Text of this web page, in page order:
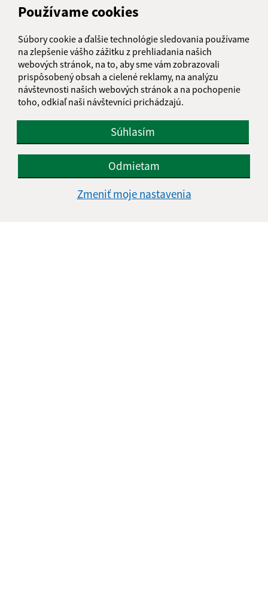
Používame cookies
Súbory cookie a ďalšie technológie sledovania používame
na zlepšenie vášho zážitku z prehliadania našich
webových stránok, na to, aby sme vám zobrazovali
prispôsobený obsah a cielené reklamy, na analýzu
návštevnosti našich webových stránok a na pochopenie
toho, odkiaľ naši návštevníci prichádzajú.
Súhlasím
Odmietam
Zmeniť moje nastavenia
067 01 Radvaň nad Laborcom
+421 57 739 41 13
IČO: 00323721